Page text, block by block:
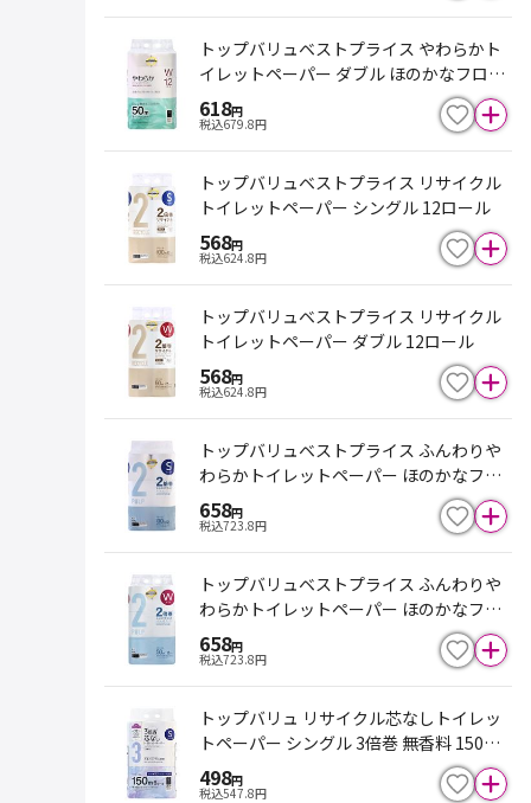
トップバリュベストプライス やわらかト
イレットペーパー ダブル ほのかなフロー
ラルの香り 50m×12ロール
618円
税込679.8円
トップバリュベストプライス リサイクル
トイレットペーパー シングル 12ロール
568円
税込624.8円
トップバリュベストプライス リサイクル
トイレットペーパー ダブル 12ロール
568円
税込624.8円
トップバリュベストプライス ふんわりや
わらかトイレットペーパー ほのかなフロ
ーラルの香り シングル 12ロール
658円
税込723.8円
トップバリュベストプライス ふんわりや
わらかトイレットペーパー ほのかなフロ
ーラルの香り ダブル 12ロール
658円
税込723.8円
トップバリュ リサイクル芯なしトイレッ
トペーパー シングル 3倍巻 無香料 150m
×6ロール
498円
税込547.8円